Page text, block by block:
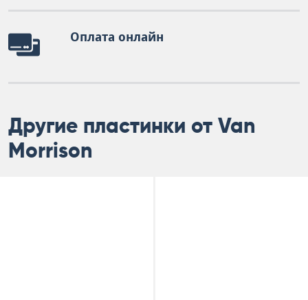
Оплата онлайн
Другие пластинки от Van
Morrison